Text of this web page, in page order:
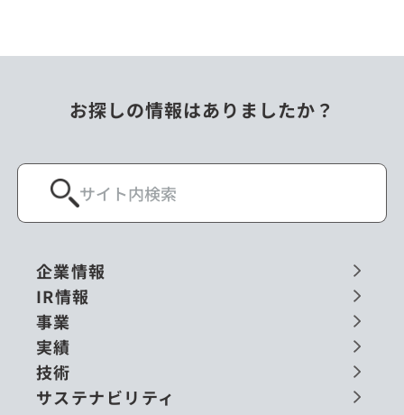
お探しの情報はありましたか？
企業情報
IR情報
事業
実績
技術
サステナビリティ